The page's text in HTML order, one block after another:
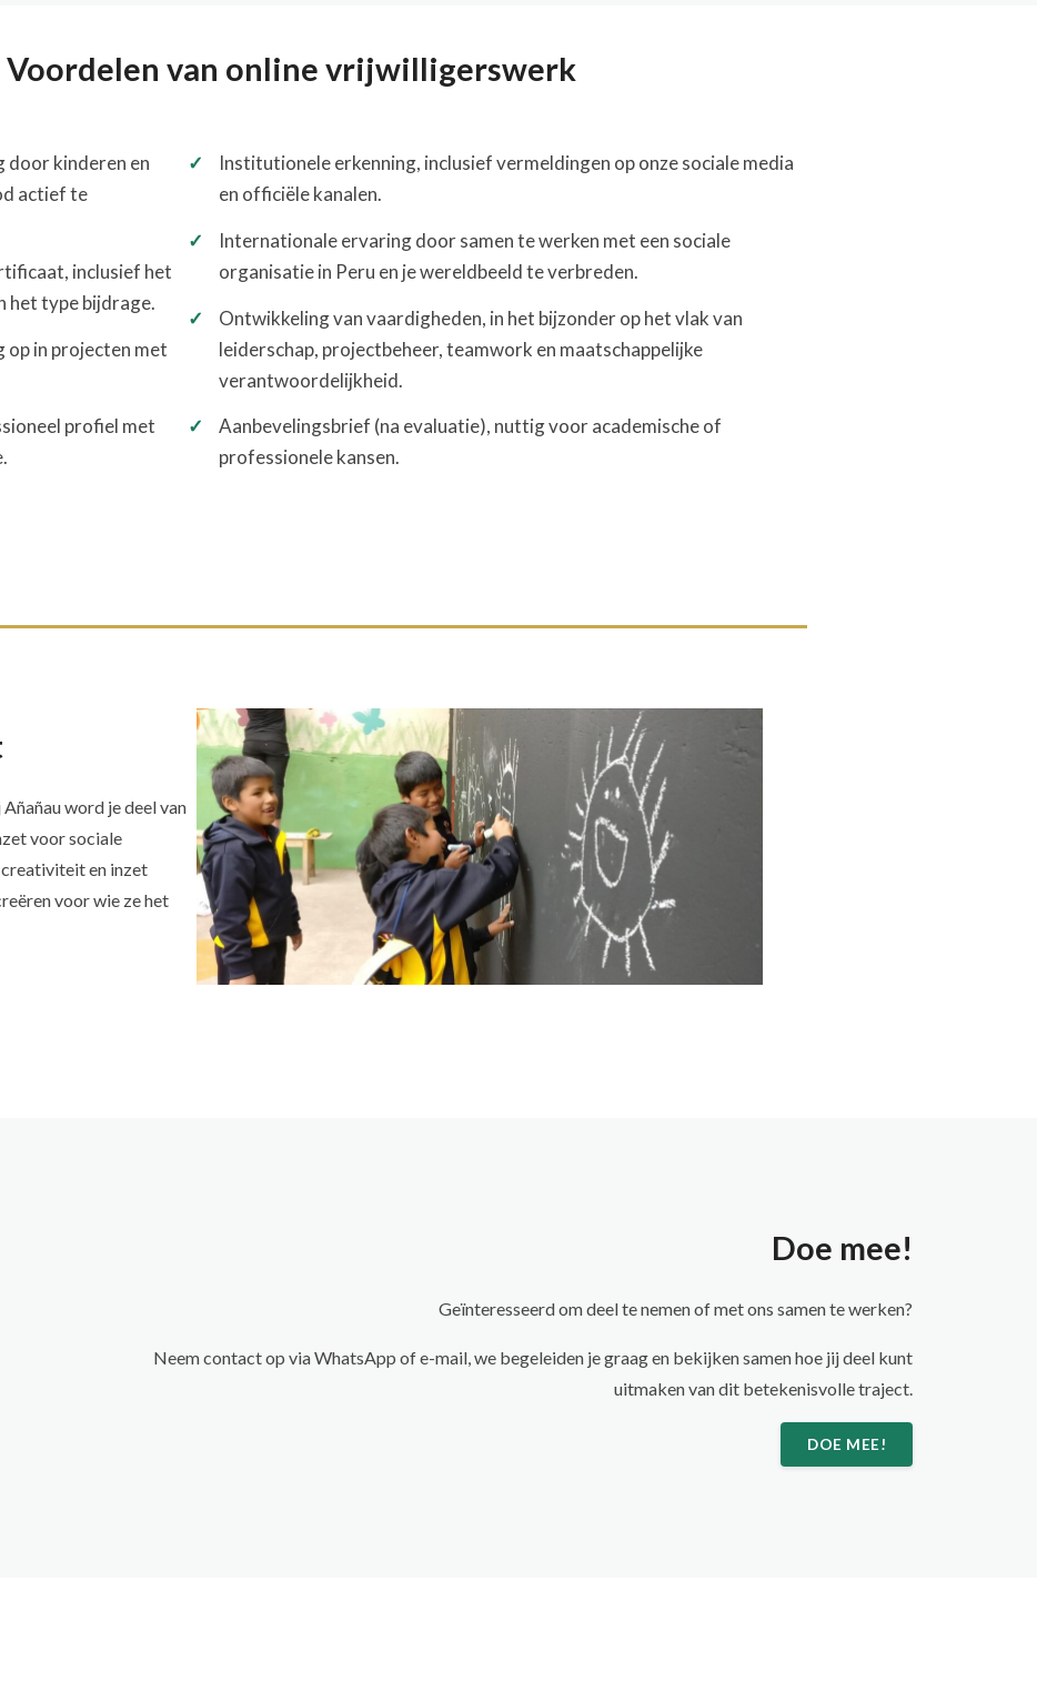
Voordelen van online vrijwilligerswerk
door kinderen en
actief te
inclusief het
het type bijdrage.
op in projecten met
profiel met
Institutionele erkenning, inclusief vermeldingen op onze sociale media
en officiële kanalen.
Internationale ervaring door samen te werken met een sociale
organisatie in Peru en je wereldbeeld te verbreden.
Ontwikkeling van vaardigheden, in het bijzonder op het vlak van
leiderschap, projectbeheer, teamwork en maatschappelijke
verantwoordelijkheid.
Aanbevelingsbrief (na evaluatie), nuttig voor academische of
professionele kansen.
word je deel van
voor sociale
en inzet
voor wie ze het
Doe mee!
Geïnteresseerd om deel te nemen of met ons samen te werken?
Neem contact op via WhatsApp of e-mail, we begeleiden je graag en bekijken samen hoe jij deel kunt
uitmaken van dit betekenisvolle traject.
DOE MEE!